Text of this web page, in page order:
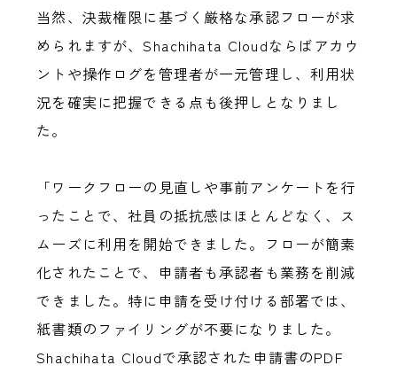
当然、決裁権限に基づく厳格な承認フローが求
められますが、Shachihata Cloudならばアカウ
ントや操作ログを管理者が一元管理し、利用状
況を確実に把握できる点も後押しとなりまし
た。
「ワークフローの見直しや事前アンケートを行
ったことで、社員の抵抗感はほとんどなく、ス
ムーズに利用を開始できました。フローが簡素
化されたことで、申請者も承認者も業務を削減
できました。特に申請を受け付ける部署では、
紙書類のファイリングが不要になりました。
Shachihata Cloudで承認された申請書のPDF